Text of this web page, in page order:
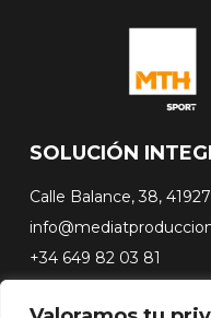
SOLUCIÓN
Calle Balance, 38,
+34 649 82 03 81